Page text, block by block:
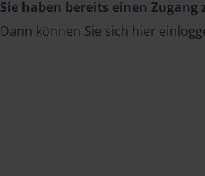
Sie haben bereits einen Zugang
Dann können Sie sich hier